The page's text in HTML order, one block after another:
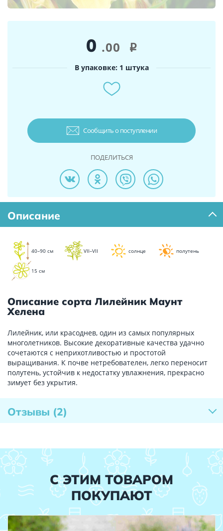
0 .00 i
В упаковке: 1 штука
Сообщить о поступлении
ПОДЕЛИТЬСЯ
Описание
40–90 см VII–VII солнце полутень
15 см
Описание сорта Лилейник Маунт
Хелена
Лилейник, или красоднев, один из самых популярных
многолетников. Высокие декоративные качества удачно
сочетаются с неприхотливостью и простотой
выращивания. К почве нетребователен, легко переносит
полутень, устойчив к недостатку увлажнения, прекрасно
зимует без укрытия.
Отзывы (2)
С ЭТИМ ТОВАРОМ
ПОКУПАЮТ